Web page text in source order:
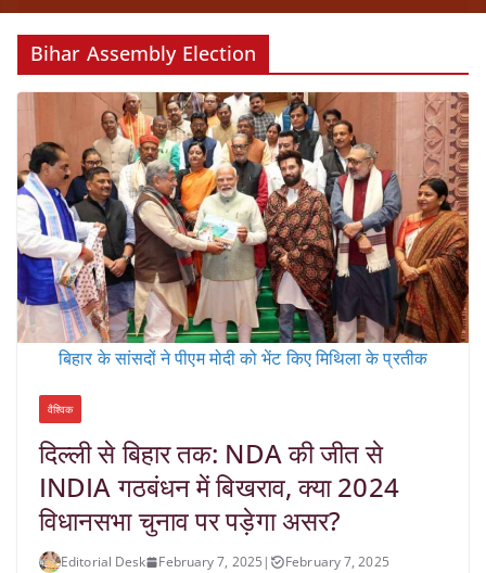
Bihar Assembly Election
बिहार के सांसदों ने पीएम मोदी को भेंट किए मिथिला के प्रतीक
वैश्विक
दिल्ली से बिहार तक: NDA की जीत से
INDIA गठबंधन में बिखराव, क्या 2024
विधानसभा चुनाव पर पड़ेगा असर?
Editorial Desk February 7, 2025 |
February 7, 2025